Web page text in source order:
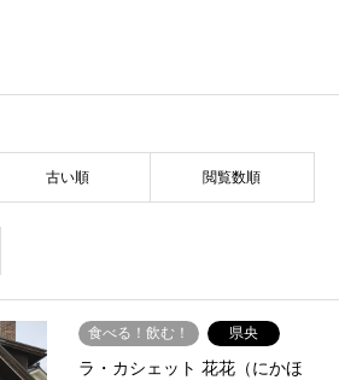
古い順 閲覧数順
食べる！飲む！ 県央
ラ・カシェット 花花（にかほ